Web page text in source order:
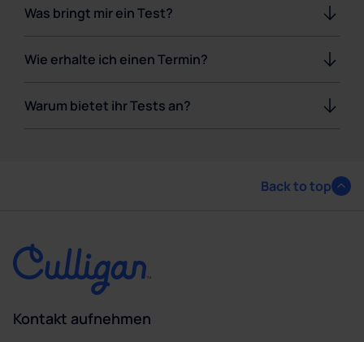
Was bringt mir ein Test?
Wie erhalte ich einen Termin?
Warum bietet ihr Tests an?
Back to top
Kontakt aufnehmen